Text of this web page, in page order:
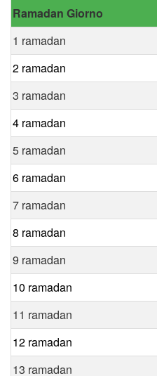
Ramadan Giorno
1 ramadan
2 ramadan
3 ramadan
4 ramadan
5 ramadan
6 ramadan
7 ramadan
8 ramadan
9 ramadan
10 ramadan
11 ramadan
12 ramadan
13 ramadan